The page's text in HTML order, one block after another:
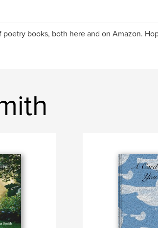
poetry books, both here and on Amazon.